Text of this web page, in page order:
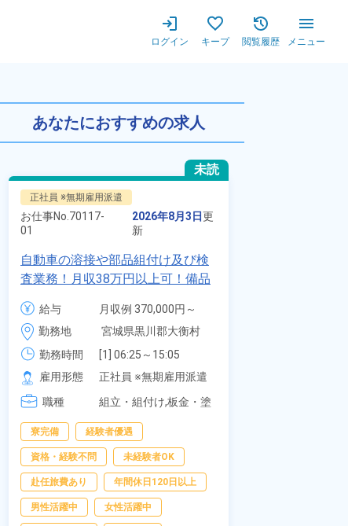
ログイン キープ 閲覧履歴 メニュー
あり★時給1,300円+交通
あなたにおすすめの求人
未読
正社員 ※無期雇用派遣
お仕事No. 70117-
01
2026年8月3日更
新
自動車の溶接や部品組付け及び検
査業務！月収38万円以上可！備品
付きワンルーム寮完備！赴任旅費
会社負担★人気の土日休み！昇給
＆業績賞与あり！車・バイク通勤
可！無料駐車場あり！カップルで
の応募OK★《宮城県大衡村》
給与
月収例 370,000円～
390,000円
時給 1,700円～1,700円
勤務地
宮城県黒川郡大衡村
周辺
勤務時間
[1] 06:25～15:05
[2] 16:00～00:40
[3] 16:30～01:10
[4] 08:00～16:40
雇用形態
正社員 ※無期雇用派遣
職種
組立・組付け,板金・塗
寮完備 経験者優遇
資格・経験不問 未経験者OK
赴任旅費あり 年間休日120日以上
男性活躍中 女性活躍中